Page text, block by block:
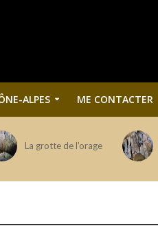
ALPES ME CONTACTER
La grotte de l’orage